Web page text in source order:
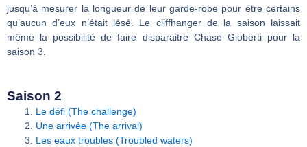
jusqu’à mesurer la longueur de leur garde-robe pour être certains
qu’aucun d’eux n’était lésé. Le cliffhanger de la saison laissait
même la possibilité de faire disparaitre Chase Gioberti pour la
saison 3.
Saison 2
Le défi (The challenge)
Une arrivée (The arrival)
Les eaux troubles (Troubled waters)